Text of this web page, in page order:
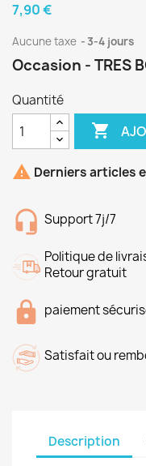
7,90 €
Aucune taxe 3-4 jours
Occasion - TRES
Quantité

 Derniers articles
Support 7j/7
Politique de
Retour gratuit
paiement
Satisfait ou
Description